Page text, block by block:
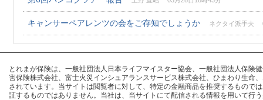
キャンサーペアレンツの会をご存知でしょうか ネクタイ派手夫
とれまが保険は、一般社団法人日本ライフマイスター協会、一般社団法人保
害保険株式会社、富士火災インシュアランスサービス株式会社、ひまわり生命
されています。当サイトは閲覧者に対して、特定の金融商品を推奨するもので
証するものではありません。当社は、当サイトにて配信される情報を用いて行